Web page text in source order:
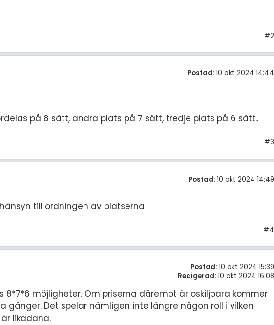
#2
Postad: 10 okt 2024 14:44
på 8 sätt, andra plats på 7 sätt, tredje plats på 6 sätt..
#3
Postad: 10 okt 2024 14:49
till ordningen av platserna
#4
Postad: 10 okt 2024 15:39
Redigerad: 10 okt 2024 16:08
möjligheter. Om priserna däremot är oskiljbara kommer
Det spelar nämligen inte längre någon roll i vilken
likadana.